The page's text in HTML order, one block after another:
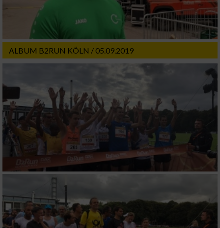
ALBUM B2RUN KÖLN / 05.09.2019